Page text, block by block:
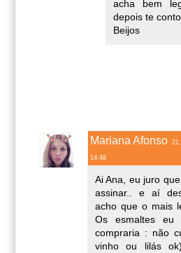
acha bem
depois te
Beijos
Mariana Afonso 21
14:48
Ai Ana, eu juro
assinar.. e aí
acho que o mais
Os esmaltes eu
compraria : não
vinho ou lilás